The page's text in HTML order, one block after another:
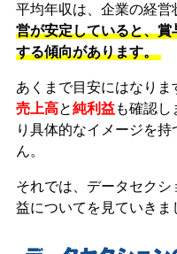
平均年収は、企業の経営
営が安定していると、
する傾向があります。
あくまで目安にはなりま
売上高と純利益も確認し
り具体的なイメージを
ん。
それでは、データセク
益についてを見ていきま